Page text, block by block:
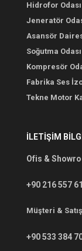
Hidrofor
Jeneratör
Asansör
Soğutma
Kompresör
Fabrika Ses
Tekne Motor
İLETİŞİM
Ofis &
+90 216 557
Müşteri &
+90 533 384